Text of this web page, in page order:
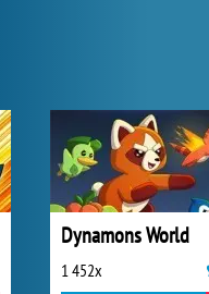
Dynamons World
1 452x